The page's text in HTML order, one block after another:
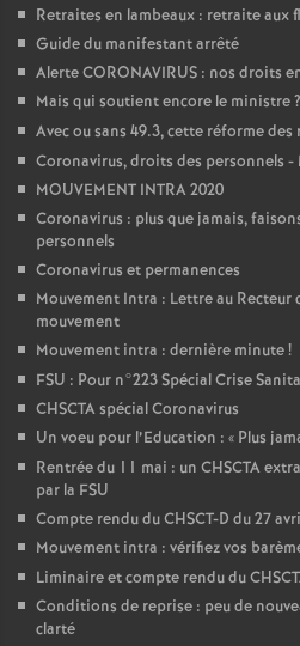
Retraites en lambeaux : retraite aux
Guide du manifestant arrêté
Alerte CORONAVIRUS : nos droits
Mais qui soutient encore le ministre?
Avec ou sans 49.3, cette réforme
Coronavirus, droits des personnels -
MOUVEMENT INTRA 2020
Coronavirus : plus que jamais,
personnels
Coronavirus et permanences
Mouvement Intra : Lettre au Recteur
mouvement
Mouvement intra : dernière minute!
FSU : Pour n°223 Spécial Crise
CHSCTA spécial Coronavirus
Un voeu pour l’Education : « Plus
Rentrée du 11 mai : un CHSCTA
par la FSU
Compte rendu du CHSCT-D du 27
Mouvement intra : vérifiez vos
Liminaire et compte rendu du
Conditions de reprise : peu de
clarté